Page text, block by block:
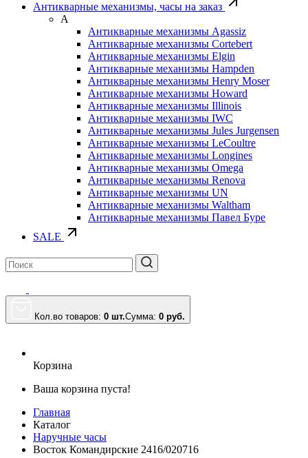
Антикварные механизмы, часы на заказ
А
Антикварные механизмы Agassiz
Антикварные механизмы Cortebert
Антикварные механизмы Elgin
Антикварные механизмы Hampden
Антикварные механизмы Henry Moser
Антикварные механизмы Howard
Антикварные механизмы Illinois
Антикварные механизмы IWC
Антикварные механизмы Jules Jurgensen
Антикварные механизмы LeCoultre
Антикварные механизмы Longines
Антикварные механизмы Omega
Антикварные механизмы Renova
Антикварные механизмы UN
Антикварные механизмы Waltham
Антикварные механизмы Павел Буре
SALE
Кол.во товаров: 0 шт.Сумма: 0 руб.
Корзина
Ваша корзина пуста!
Главная
Каталог
Наручные часы
Восток Командирские 2416/020716